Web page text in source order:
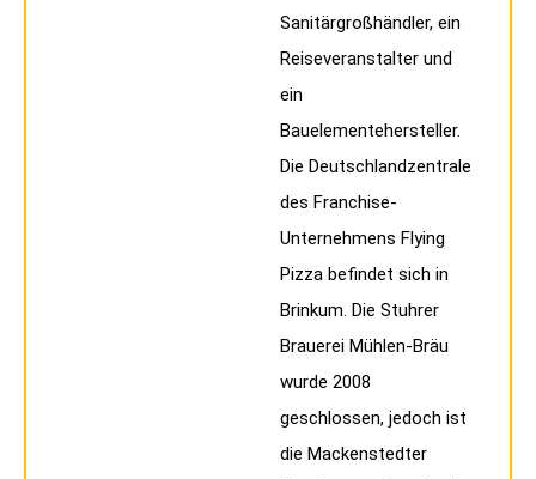
Sanitärgroßhändler, ein
Reiseveranstalter und
ein
Bauelementehersteller.
Die Deutschlandzentrale
des Franchise-
Unternehmens Flying
Pizza befindet sich in
Brinkum. Die Stuhrer
Brauerei Mühlen-Bräu
wurde 2008
geschlossen, jedoch ist
die Mackenstedter